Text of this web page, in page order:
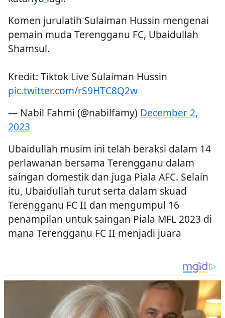
Komen jurulatih Sulaiman Hussin mengenai
pemain muda Terengganu FC, Ubaidullah
Shamsul.
Kredit: Tiktok Live Sulaiman Hussin
pic.twitter.com/rS9HTC8Q2w
— Nabil Fahmi (@nabilfamy) December 2,
2023
Ubaidullah musim ini telah beraksi dalam 14
perlawanan bersama Terengganu dalam
saingan domestik dan juga Piala AFC. Selain
itu, Ubaidullah turut serta dalam skuad
Terengganu FC II dan mengumpul 16
penampilan untuk saingan Piala MFL 2023 di
mana Terengganu FC II menjadi juara